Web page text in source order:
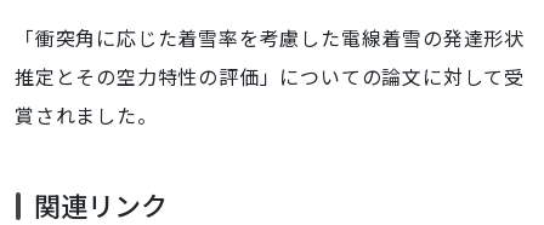
「衝突角に応じた着雪率を考慮した電線着雪の発達形状
推定とその空力特性の評価」についての論文に対して受
賞されました。
関連リンク